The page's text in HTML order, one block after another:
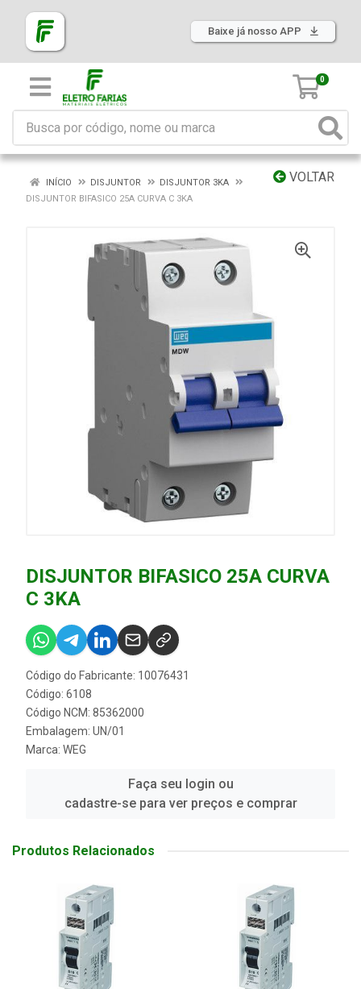
Baixe já nosso APP
0
VOLTAR
INÍCIO DISJUNTOR
DISJUNTOR 3KA
DISJUNTOR BIFASICO 25A CURVA C 3KA
DISJUNTOR BIFASICO 25A CURVA
C 3KA
Código do Fabricante: 10076431
Código: 6108
Código NCM: 85362000
Embalagem: UN/01
Marca: WEG
Faça seu login ou
cadastre-se para ver preços e comprar
Produtos Relacionados